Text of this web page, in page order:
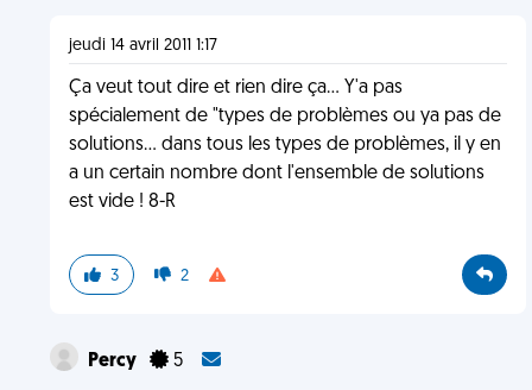
jeudi 14 avril 2011 1:17
Ça veut tout dire et rien dire ça... Y'a pas
spécialement de "types de problèmes ou ya pas de
solutions... dans tous les types de problèmes, il y en
a un certain nombre dont l'ensemble de solutions
est vide ! 8-R
3 2
Percy 5